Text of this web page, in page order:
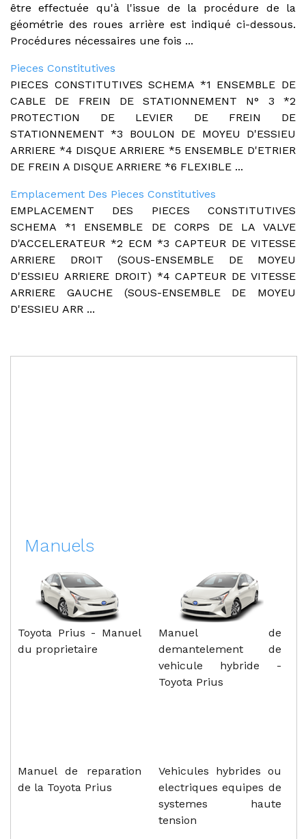
être effectuée qu'à l'issue de la procédure de la
géométrie des roues arrière est indiqué ci-dessous.
Procédures nécessaires une fois ...
Pieces Constitutives
PIECES CONSTITUTIVES SCHEMA *1 ENSEMBLE DE
CABLE DE FREIN DE STATIONNEMENT N° 3 *2
PROTECTION DE LEVIER DE FREIN DE
STATIONNEMENT *3 BOULON DE MOYEU D'ESSIEU
ARRIERE *4 DISQUE ARRIERE *5 ENSEMBLE D'ETRIER
DE FREIN A DISQUE ARRIERE *6 FLEXIBLE ...
Emplacement Des Pieces Constitutives
EMPLACEMENT DES PIECES CONSTITUTIVES
SCHEMA *1 ENSEMBLE DE CORPS DE LA VALVE
D'ACCELERATEUR *2 ECM *3 CAPTEUR DE VITESSE
ARRIERE DROIT (SOUS-ENSEMBLE DE MOYEU
D'ESSIEU ARRIERE DROIT) *4 CAPTEUR DE VITESSE
ARRIERE GAUCHE (SOUS-ENSEMBLE DE MOYEU
D'ESSIEU ARR ...
Manuels
Toyota Prius - Manuel
du proprietaire
Manuel de
demantelement de
vehicule hybride -
Toyota Prius
Manuel de reparation
de la Toyota Prius
Vehicules hybrides ou
electriques equipes de
systemes haute
tension